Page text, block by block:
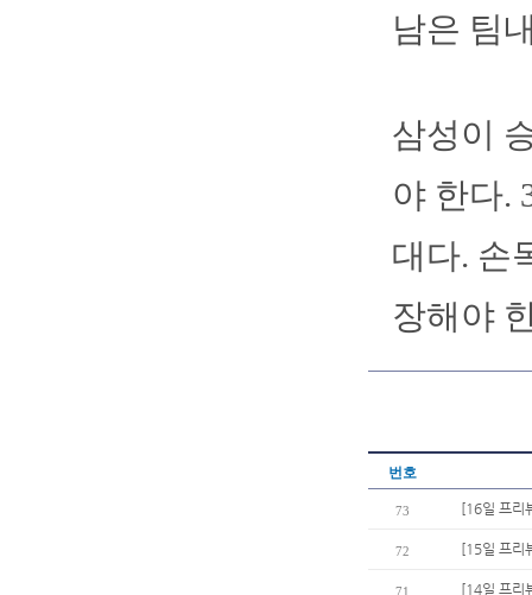
남은 팀
삼성이
야 한다.
대다. 손
장해야
번호
73 [16일 프리
72 [15일 프리
71 [14일 프리